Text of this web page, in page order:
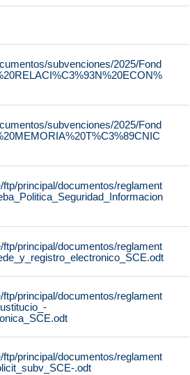
subvenciones/2025/Fond
subvenciones/2025/Fond
principal/documentos/reglament
principal/documentos/reglament
principal/documentos/reglament
principal/documentos/reglament
.odt